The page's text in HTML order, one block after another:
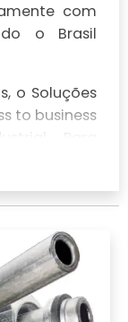
com
o Brasil
o Soluções
to business
Para
clique